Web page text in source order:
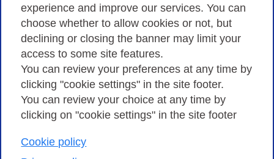
experience and improve our services. You can
choose whether to allow cookies or not, but
declining or closing the banner may limit your
access to some site features.
You can review your preferences at any time by
clicking "cookie settings" in the site footer.
You can review your choice at any time by
clicking on "cookie settings" in the site footer
Cookie policy
Privacy Policy
Cookies Policy
Amministrazione trasparente
Consortium GARR - Via dei Tizii, 6 - 00185 Rome